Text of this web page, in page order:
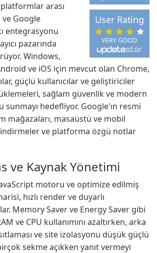
VERY GOOD
User Rating
arası
Google
entegrasyonu
pazarında
Windows,
ve iOS için mevcut olan Chrome,
güçlü kullanıcılar ve geliştiriciler
sağlam güvenlik ve modern
hedefliyor. Google'ın resmi
mağazaları, masaüstü ve mobil
ve platforma özgü notlar
ve Kaynak Yönetimi
motoru ve optimize edilmiş
hızlı render ve duyarlı
Memory Saver ve Energy Saver gibi
ve CPU kullanımını azaltırken, arka
ve site izolasyonu düşük güçlü
sekme açıkken yanıt vermeyi